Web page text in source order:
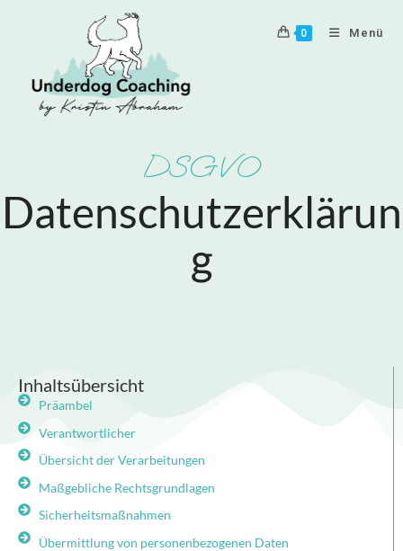
0 Menü
DSGVO
Datenschutzerklärun
g
Inhaltsübersicht
Präambel
Verantwortlicher
Übersicht der Verarbeitungen
Maßgebliche Rechtsgrundlagen
Sicherheitsmaßnahmen
Übermittlung von personenbezogenen Daten